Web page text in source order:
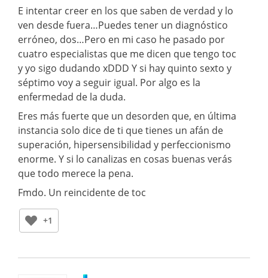
E intentar creer en los que saben de verdad y lo
ven desde fuera…Puedes tener un diagnóstico
erróneo, dos…Pero en mi caso he pasado por
cuatro especialistas que me dicen que tengo toc
y yo sigo dudando xDDD Y si hay quinto sexto y
séptimo voy a seguir igual. Por algo es la
enfermedad de la duda.
Eres más fuerte que un desorden que, en última
instancia solo dice de ti que tienes un afán de
superación, hipersensibilidad y perfeccionismo
enorme. Y si lo canalizas en cosas buenas verás
que todo merece la pena.
Fmdo. Un reincidente de toc
+1